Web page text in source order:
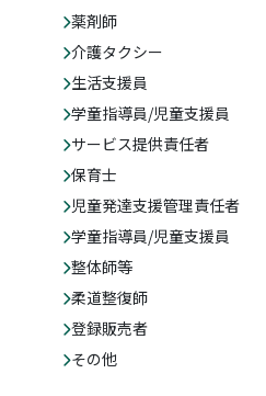
薬剤師
介護タクシー
生活支援員
学童指導員/児童支援員
サービス提供責任者
保育士
児童発達支援管理責任者
学童指導員/児童支援員
整体師等
柔道整復師
登録販売者
その他